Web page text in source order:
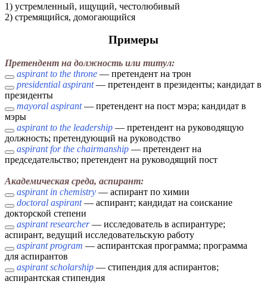
1) устремленный, ищущий, честолюбивый
2) стремящийся, домогающийся
Примеры
Претендент на должность или титул:
aspirant to the throne — претендент на трон
presidential aspirant— претендент в президенты; кандидат в
президенты
mayoral aspirant— претендент на пост мэра; кандидат в
мэры
aspirant to the leadership — претендент на руководящую
должность; претендующий на руководство
aspirant for the chairmanship — претендент на
председательство; претендент на руководящий пост
Академическая среда, аспирант:
aspirant in chemistry — аспирант по химии
doctoral aspirant— аспирант; кандидат на соискание
докторской степени
aspirant researcher— исследователь в аспирантуре;
аспирант, ведущий исследовательскую работу
aspirant program — аспирантская программа; программа
для аспирантов
aspirant scholarship — стипендия для аспирантов;
аспирантская стипендия